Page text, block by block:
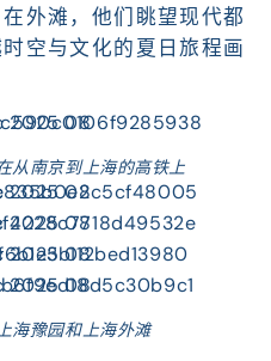
外滩，他们眺望现代都
空与文化的夏日旅程画
从南京到上海的高铁上
海豫园和上海外滩